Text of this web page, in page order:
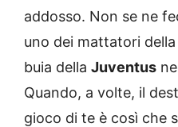
addosso. Non se ne
uno dei mattatori
buia della Juventus
Quando, a volte, il
gioco di te è così che